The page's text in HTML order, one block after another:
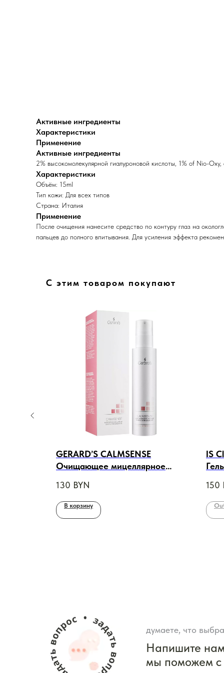
Активные ингредиенты
Характеристики
Применение
Активные ингредиенты
2% высокомолекулярной гиалуроновой кислоты, 1% of Nio-
Характеристики
Объём: 15ml
Тип кожи: Для всех типов
Страна: Италия
Применение
После очищения нанесите средство по контуру глаз на
пальцев до полного впитывания. Для усиления эффекта
С этим товаром покупают
GERARD’S CALMSENSE
Очищающее мицеллярное
баланса чувствительной,
раздраженной кожи, 200ml
130 BYN
В корзину
IS
150
думаете, что
Напишите
мы поможем